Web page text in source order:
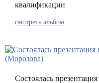
квалификации
смотреть альбом
Состоялась